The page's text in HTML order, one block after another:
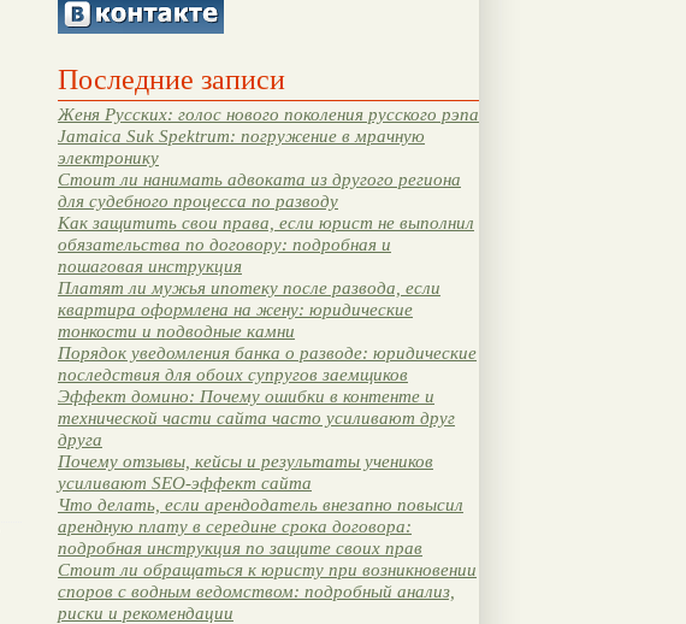
Последние записи
Женя Русских: голос нового поколения русского рэпа
Jamaica Suk Spektrum: погружение в мрачную
электронику
Стоит ли нанимать адвоката из другого региона
для судебного процесса по разводу
Как защитить свои права, если юрист не выполнил
обязательства по договору: подробная и
пошаговая инструкция
Платят ли мужья ипотеку после развода, если
квартира оформлена на жену: юридические
тонкости и подводные камни
Порядок уведомления банка о разводе: юридические
последствия для обоих супругов заемщиков
Эффект домино: Почему ошибки в контенте и
технической части сайта часто усиливают друг
друга
Почему отзывы, кейсы и результаты учеников
усиливают SEO-эффект сайта
Что делать, если арендодатель внезапно повысил
арендную плату в середине срока договора:
подробная инструкция по защите своих прав
Стоит ли обращаться к юристу при возникновении
споров с водным ведомством: подробный анализ,
риски и рекомендации